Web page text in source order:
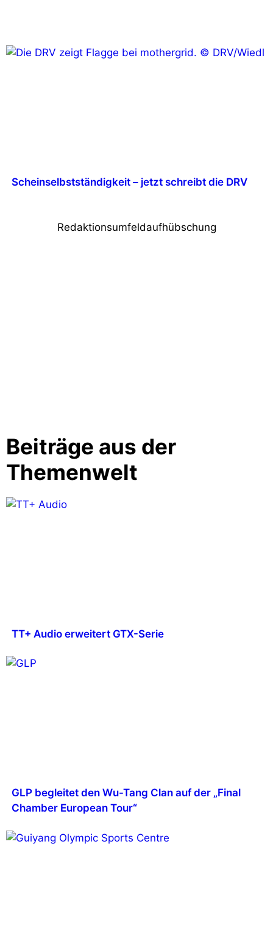
Scheinselbstständigkeit – jetzt schreibt die DRV
Redaktionsumfeldaufhübschung
Beiträge aus der
Themenwelt
TT+ Audio erweitert GTX-Serie
GLP begleitet den Wu-Tang Clan auf der „Final
Chamber European Tour“